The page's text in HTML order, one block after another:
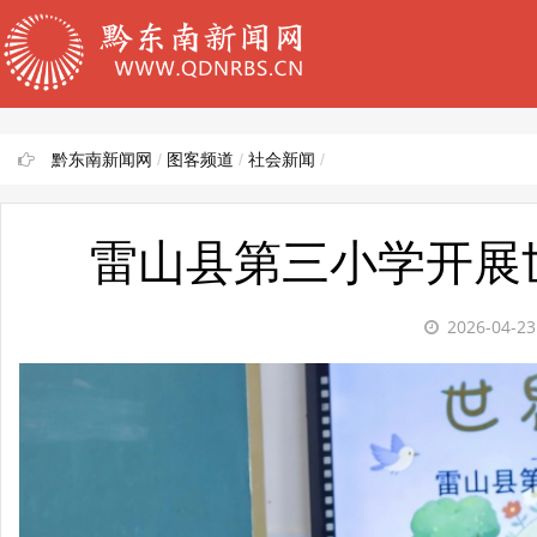
黔东南新闻网 / 图客频道 / 社会新闻 /
雷山县第三小学开
2026-04-